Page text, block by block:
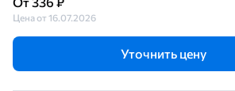
Цена от 16.07.2026
Уточнить цену